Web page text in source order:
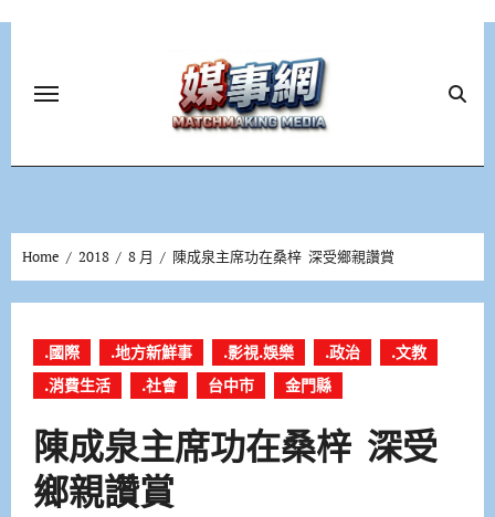
Home 2018 8 月 陳成泉主席功在桑梓 深受鄉親讚賞
.國際 .地方新鮮事 .影視.娛樂 .政治
.文教
.消費生活
.社會 台中市 金門縣
陳成泉主席功在桑梓 深受
鄉親讚賞